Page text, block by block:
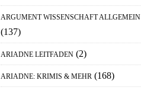
ARGUMENT WISSENSCHAFT ALLGEMEIN
(137)
ARIADNE LEITFADEN (2)
ARIADNE: KRIMIS & MEHR (168)